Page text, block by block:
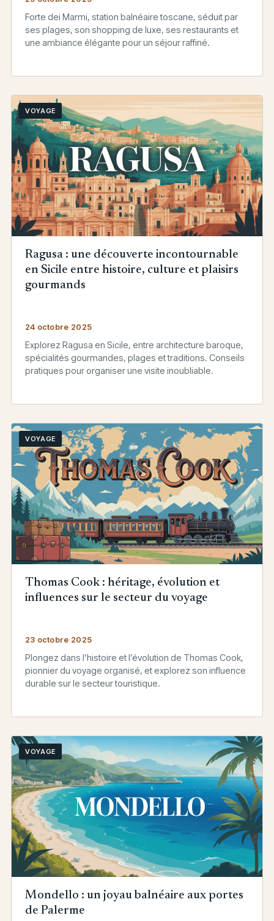
Forte dei Marmi, station balnéaire toscane, séduit par
ses plages, son shopping de luxe, ses restaurants et
une ambiance élégante pour un séjour raffiné.
VOYAGE
Ragusa : une découverte incontournable
en Sicile entre histoire, culture et plaisirs
gourmands
24 octobre 2025
Explorez Ragusa en Sicile, entre architecture baroque,
spécialités gourmandes, plages et traditions. Conseils
pratiques pour organiser une visite inoubliable.
VOYAGE
Thomas Cook : héritage, évolution et
influences sur le secteur du voyage
23 octobre 2025
Plongez dans l’histoire et l’évolution de Thomas Cook,
pionnier du voyage organisé, et explorez son influence
durable sur le secteur touristique.
VOYAGE
Mondello : un joyau balnéaire aux portes
de Palerme